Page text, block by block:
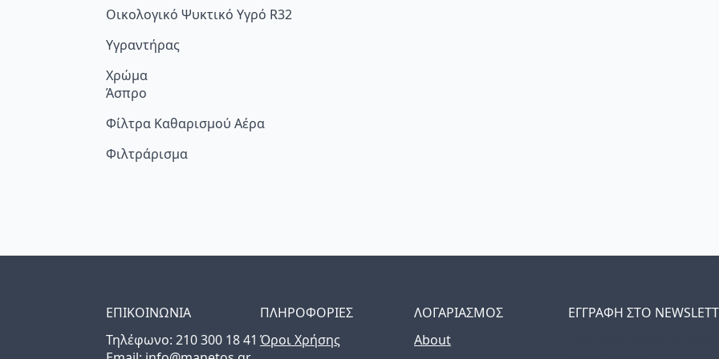
Οικολογικό Ψυκτικό Υγρό R32
Υγραντήρας
Χρώμα
Άσπρο
Φίλτρα Καθαρισμού Αέρα
Φιλτράρισμα
ΕΠΙΚΟΙΝΩΝΙΑ
Τηλέφωνo: 210 300 18 41
ΠΛΗΡΟΦΟΡΙΕΣ
Όροι Χρήσης
ΛΟΓΑΡΙΑΣΜΟΣ
About
ΕΓΓΡΑΦΗ ΣΤΟ